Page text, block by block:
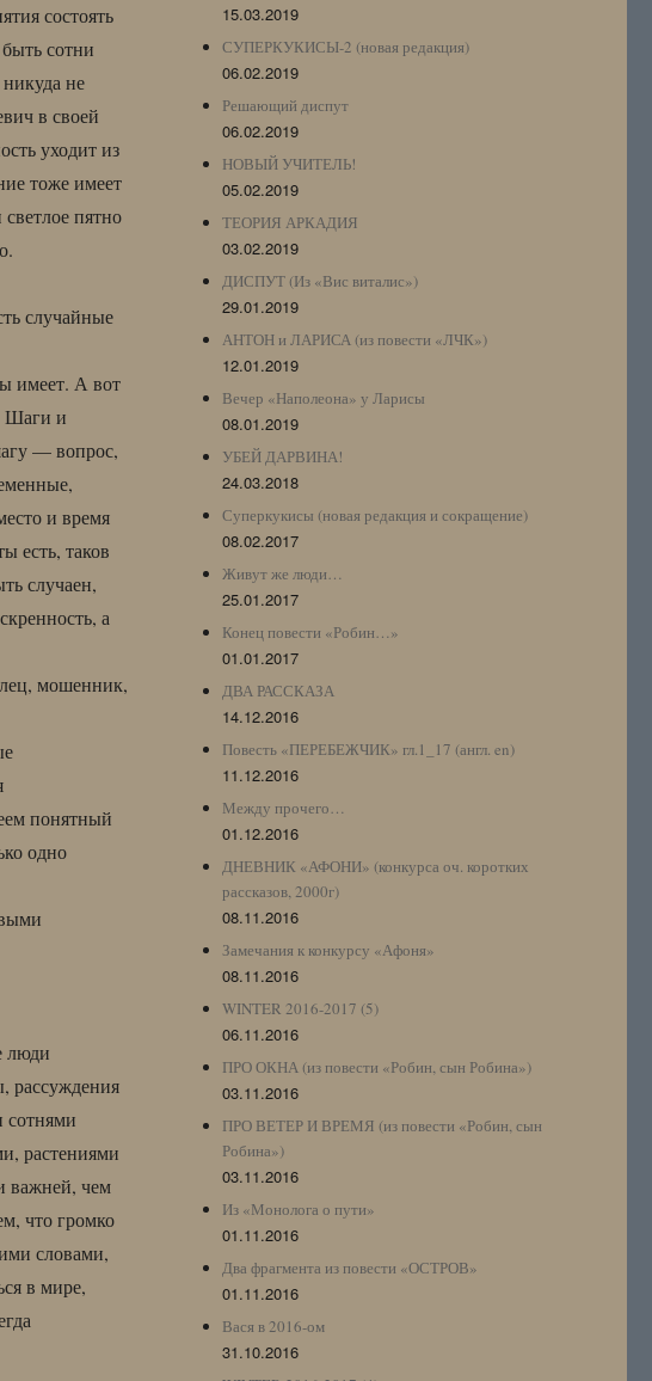
состоять
сотни
не
в своей
уходит из
тоже имеет
пятно
случайные
имеет. А вот
Шаги и
— вопрос,
и время
есть, таков
случаен,
а
мошенник,
понятный
одно
люди
рассуждения
сотнями
растениями
важней, чем
что громко
словами,
в мире,
15.03.2019
СУПЕРКУКИСЫ-2 (новая редакция)
06.02.2019
Решающий диспут
06.02.2019
НОВЫЙ УЧИТЕЛЬ!
05.02.2019
ТЕОРИЯ АРКАДИЯ
03.02.2019
ДИСПУТ (Из «Вис виталис»)
29.01.2019
АНТОН и ЛАРИСА (из повести «ЛЧК»)
12.01.2019
Вечер «Наполеона» у Ларисы
08.01.2019
УБЕЙ ДАРВИНА!
24.03.2018
Суперкукисы (новая редакция и сокращение)
08.02.2017
Живут же люди…
25.01.2017
Конец повести «Робин…»
01.01.2017
ДВА РАССКАЗА
14.12.2016
Повесть «ПЕРЕБЕЖЧИК» гл.1_17 (англ. en)
11.12.2016
Между прочего…
01.12.2016
ДНЕВНИК «АФОНИ» (конкурса оч. коротких
рассказов, 2000г)
08.11.2016
Замечания к конкурсу «Афоня»
08.11.2016
WINTER 2016-2017 (5)
06.11.2016
ПРО ОКНА (из повести «Робин, сын Робина»)
03.11.2016
ПРО ВЕТЕР И ВРЕМЯ (из повести «Робин, сын
Робина»)
03.11.2016
Из «Монолога о пути»
01.11.2016
Два фрагмента из повести «ОСТРОВ»
01.11.2016
Вася в 2016-ом
31.10.2016